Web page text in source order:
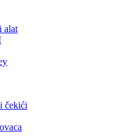
alat
čekići